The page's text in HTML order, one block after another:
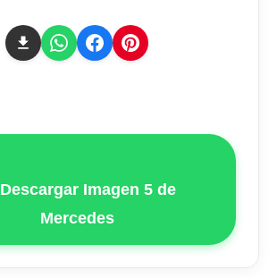
Descargar Imagen 5 de
Mercedes